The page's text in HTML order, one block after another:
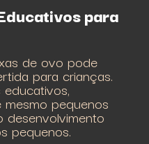
de ovo pode
para crianças.
pequenos
desenvolvimento
pequenos.
para